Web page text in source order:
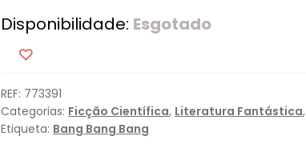
Disponibilidade: Esgotado
REF: 773391
Categorias: Ficção Científica, Literatura Fantástica,
Etiqueta: Bang Bang Bang